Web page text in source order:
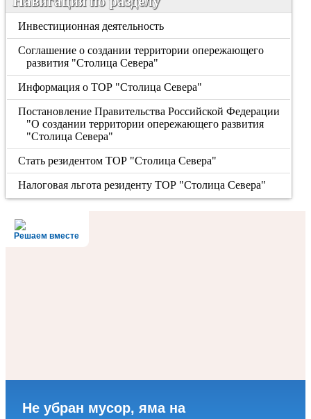
Инвестиционная деятельность
Соглашение о создании территории опережающего
развития "Столица Севера"
Информация о ТОР "Столица Севера"
Постановление Правительства Российской Федерации
"О создании территории опережающего развития
"Столица Севера"
Стать резидентом ТОР "Столица Севера"
Налоговая льгота резиденту ТОР "Столица Севера"
Решаем вместе
Не убран мусор, яма на